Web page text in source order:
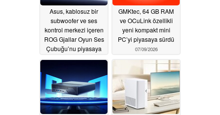
Asus, kablosuz bir
subwoofer ve ses
kontrol merkezi içeren
ROG Gjallar Oyun Ses
Çubuğu’nu piyasaya
07/10/2026
GMKtec, 64 GB RAM
ve OCuLink özellikli
yeni kompakt mini
PC’yi piyasaya sürdü
07/09/2026